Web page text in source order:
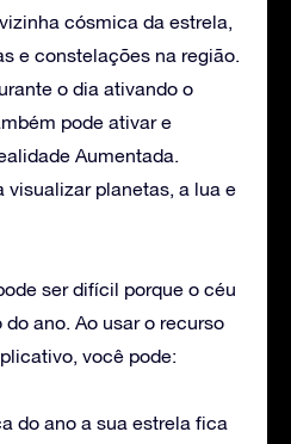
cósmica da estrela,
e constelações na região.
o dia ativando o
pode ativar e
Aumentada.
visualizar planetas, a lua e
ser difícil porque o céu
ano. Ao usar o recurso
você pode:
do ano a sua estrela fica